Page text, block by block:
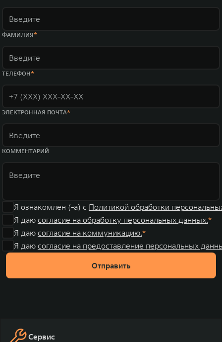
ФАМИЛИЯ
ТЕЛЕФОН
ЭЛЕКТРОННАЯ ПОЧТА
КОММЕНТАРИЙ
Я ознакомлен (-а) с Политикой обработки
Я даю согласие на обработку персональных данных.
Я даю согласие на коммуникацию.
Я даю согласие на предоставление персональных
Отправить
Сервис